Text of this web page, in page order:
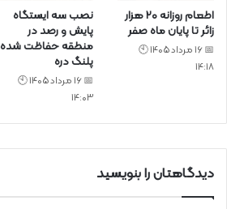
اطعام روزانه ۲۰ هزار
زائر تا پایان ماه صفر
📅 16 مرداد 1405 🕙
14:18
نصب سه ایستگاه
پایش و رصد در
منطقه حفاظت شده
پلنگ دره
📅 16 مرداد 1405 🕙
14:03
دیدگاهتان را بنویسید